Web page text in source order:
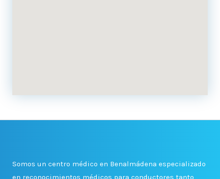
Somos un centro médico en Benalmádena especializado
en reconocimientos médicos para conductores tanto